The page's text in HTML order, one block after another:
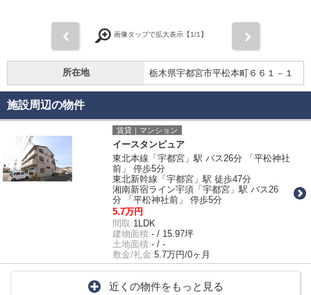
画像タップで拡大表示【1/1】
所在地 栃木県宇都宮市平松本町６６１－１
施設周辺の物件
賃貸｜マンション
イースタンピュア
東北本線「宇都宮」駅 バス26分 「平松神社
前」 停歩5分
東北新幹線「宇都宮」駅 徒歩47分
湘南新宿ライン宇須「宇都宮」駅 バス26
分 「平松神社前」 停歩5分
5.7万円
間取:1LDK
建物面積:- / 15.97坪
土地面積:- / -
敷金/礼金:5.7万円/0ヶ月
近くの物件をもっと見る